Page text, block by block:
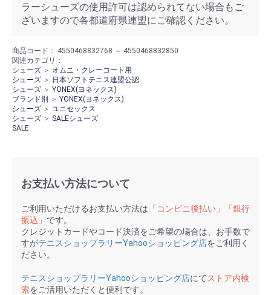
ラーシューズの使用許可は認められてない場合もご
ざいますので各都道府県連盟にご確認ください。
商品コード： 4550468832768 ～ 4550468832850
関連カテゴリ：
シューズ ＞ オムニ・クレーコート用
シューズ ＞ 日本ソフトテニス連盟公認
シューズ ＞ YONEX(ヨネックス)
ブランド別
＞ YONEX(ヨネックス)
シューズ ＞ ユニセックス
シューズ ＞ SALEシューズ
SALE
お支払い方法について
ご利用いただけるお支払い方法は 「コンビニ後払い」「銀行
振込」 です。
クレジットカードやコード決済をご希望の場合は、お手数で
すがテニスショップラリーYahooショッピング店をご利用く
ださい。
テニスショップラリーYahooショッピング店にて ストア内検
索をご活用いただくと便利です。